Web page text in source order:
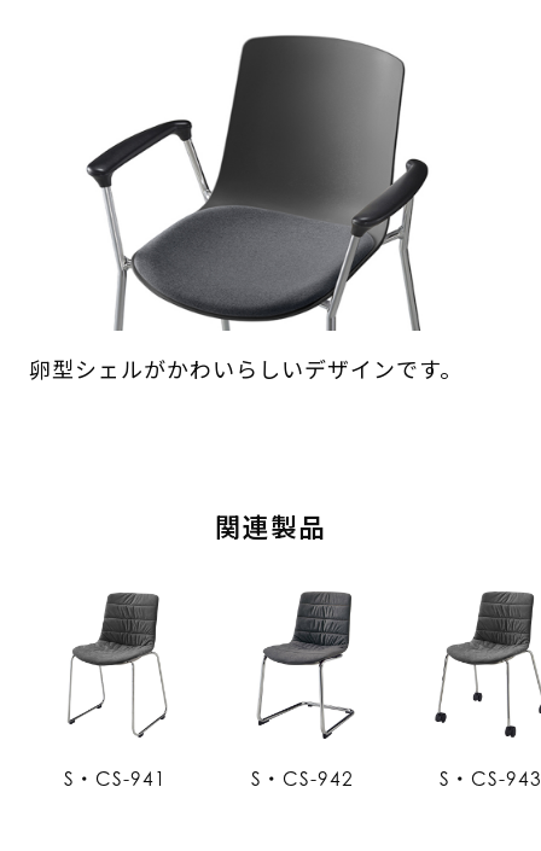
卵型シェルがかわいらしいデザインです。
関連製品
S・CS-941 S・CS-942 S・CS-943